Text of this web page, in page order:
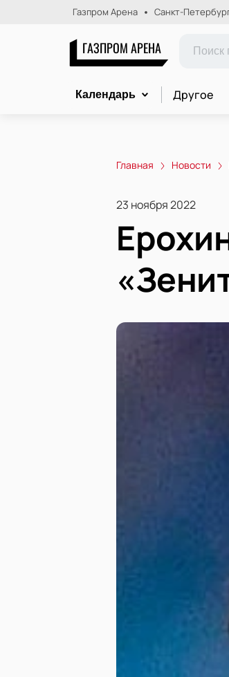
Газпром Арена Санкт-
ГАЗПРОМ АРЕНА
Календарь Другое
Главная Новости
23 ноября 2022